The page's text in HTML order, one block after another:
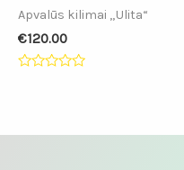
Apvalūs kilimai „Ulita“
€120.00